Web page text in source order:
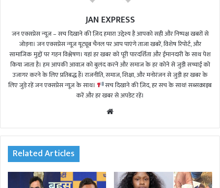
JAN EXPRESS
जन एक्सप्रेस न्यूज़ – सच दिखाने की ज़िद हमारा उद्देश्य है आपको सही और निष्पक्ष खबरों से
जोड़ना। जन एक्सप्रेस न्यूज़ यूट्यूब चैनल पर आप पाएंगे ताजा खबरें, विशेष रिपोर्ट, और
सामाजिक मुद्दों पर गहन विश्लेषण। यहां हर खबर को पूरी पारदर्शिता और ईमानदारी के साथ पेश
किया जाता है। हम आपकी आवाज़ को बुलंद करने और समाज के हर कोने से जुड़ी सच्चाई को
उजागर करने के लिए प्रतिबद्ध हैं। राजनीति, समाज, शिक्षा, और मनोरंजन से जुड़ी हर खबर के
लिए जुड़े रहें जन एक्सप्रेस न्यूज़ के साथ।
सच दिखाने की ज़िद, हर सच के साथ! सब्सक्राइब
करें और हर खबर से अपडेट रहें।
te
Related Articles